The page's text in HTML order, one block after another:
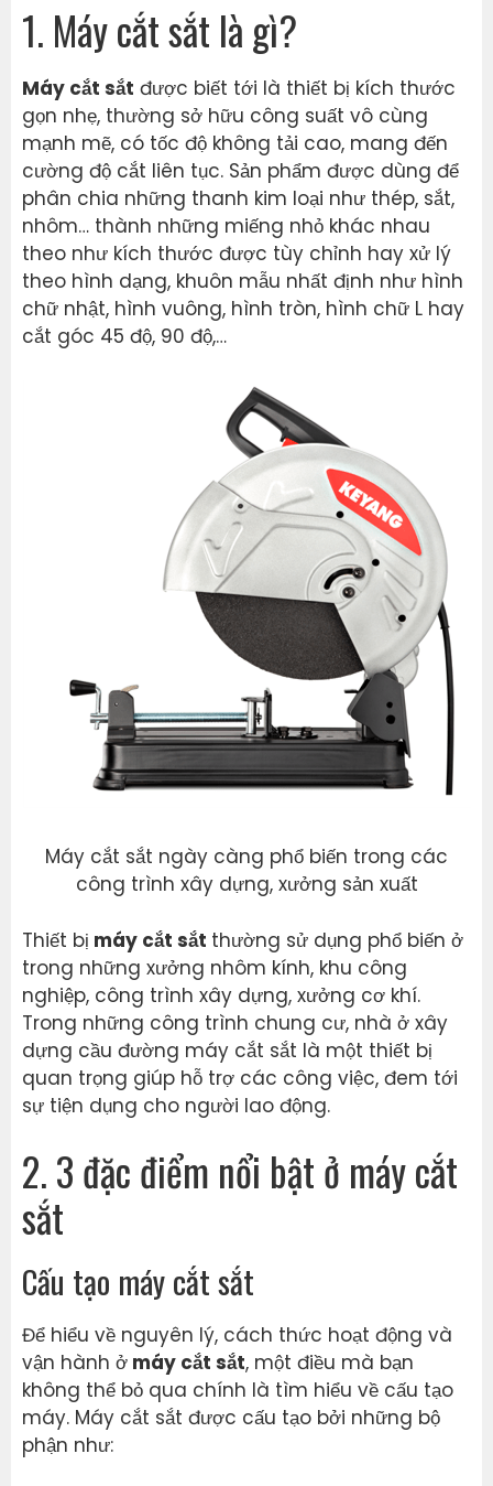
1. Máy cắt sắt là gì?
Máy cắt sắt được biết tới là thiết bị kích thước
gọn nhẹ, thường sở hữu công suất vô cùng
mạnh mẽ, có tốc độ không tải cao, mang đến
cường độ cắt liên tục. Sản phẩm được dùng để
phân chia những thanh kim loại như thép, sắt,
nhôm… thành những miếng nhỏ khác nhau
theo như kích thước được tùy chỉnh hay xử lý
theo hình dạng, khuôn mẫu nhất định như hình
chữ nhật, hình vuông, hình tròn, hình chữ L hay
cắt góc 45 độ, 90 độ,…
Máy cắt sắt ngày càng phổ biến trong các
công trình xây dựng, xưởng sản xuất
Thiết bị máy cắt sắt thường sử dụng phổ biến ở
trong những xưởng nhôm kính, khu công
nghiệp, công trình xây dựng, xưởng cơ khí.
Trong những công trình chung cư, nhà ở xây
dựng cầu đường máy cắt sắt là một thiết bị
quan trọng giúp hỗ trợ các công việc, đem tới
sự tiện dụng cho người lao động.
2. 3 đặc điểm nổi bật ở máy cắt
sắt
Cấu tạo máy cắt sắt
Để hiểu về nguyên lý, cách thức hoạt động và
vận hành ở máy cắt sắt, một điều mà bạn
không thể bỏ qua chính là tìm hiểu về cấu tạo
máy. Máy cắt sắt được cấu tạo bởi những bộ
phận như: